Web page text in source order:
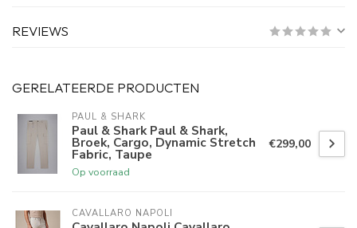
REVIEWS
GERELATEERDE PRODUCTEN
PAUL & SHARK
Paul & Shark Paul & Shark,
Broek, Cargo, Dynamic Stretch
Fabric, Taupe
Op voorraad
€299,00
CAVALLARO NAPOLI